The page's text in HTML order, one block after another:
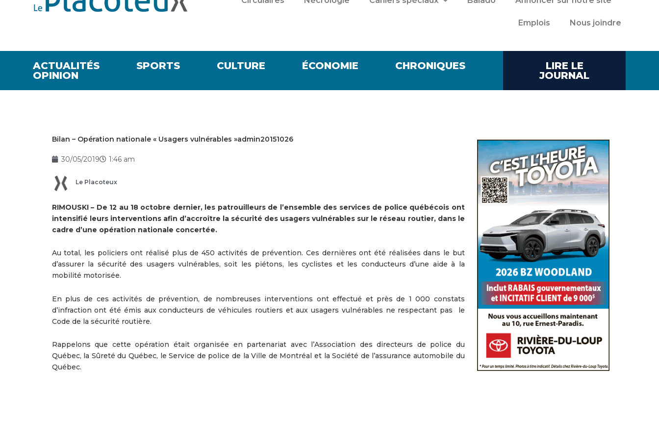
Emplois Nous joindre
ACTUALITÉS SPORTS CULTURE ÉCONOMIE
CHRONIQUES
OPINION
LIRE LE
JOURNAL
Bilan – Opération nationale « Usagers vulnérables »admin20151026
30/05/2019 1:46 am
Le Placoteux
RIMOUSKI – De 12 au 18 octobre dernier, les patrouilleurs de l’ensemble des services de police québécois ont
intensifié leurs interventions afin d’accroître la sécurité des usagers vulnérables sur le réseau routier, dans le
cadre d’une opération nationale concertée.
Au total, les policiers ont réalisé plus de 450 activités de prévention. Ces dernières ont été réalisées dans le but
d’assurer la sécurité des usagers vulnérables, soit les piétons, les cyclistes et les conducteurs d’une aide à la
mobilité motorisée.
En plus de ces activités de prévention, de nombreuses interventions ont effectué et près de 1 000 constats
d’infraction ont été émis aux conducteurs de véhicules routiers et aux usagers vulnérables ne respectant pas le
Code de la sécurité routière.
Rappelons que cette opération était organisée en partenariat avec l’Association des directeurs de police du
Québec, la Sûreté du Québec, le Service de police de la Ville de Montréal et la Société de l’assurance automobile du
Québec.